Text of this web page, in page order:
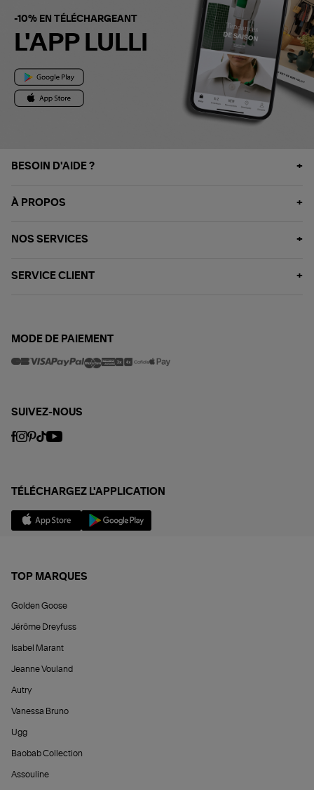
-10% EN TÉLÉCHARGEANT
L'APP LULLI
BESOIN D'AIDE ?
À PROPOS
NOS SERVICES
SERVICE CLIENT
MODE DE PAIEMENT
SUIVEZ-NOUS
TÉLÉCHARGEZ L'APPLICATION
TOP MARQUES
Golden Goose
Jérôme Dreyfuss
Isabel Marant
Jeanne Vouland
Autry
Vanessa Bruno
Ugg
Baobab Collection
Assouline